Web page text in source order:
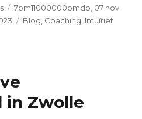
Geplaatst
op
7pm11000000pmdo, 07 nov
Categorieën
Blog Coaching Intuïtief
in Zwolle